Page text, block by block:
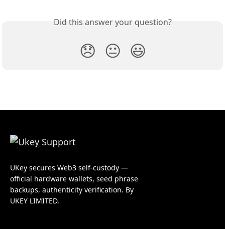
Did this answer your question?
😞 😐 😃
UKey secures Web3 self-custody —
official hardware wallets, seed phrase
backups, authenticity verification. By
UKEY LIMITED.